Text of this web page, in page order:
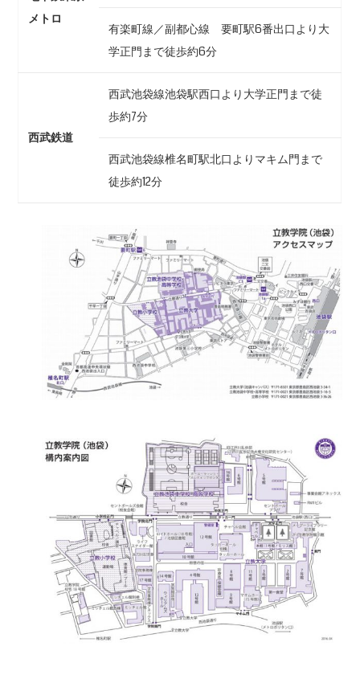
メトロ
有楽町線／副都心線 要町駅6番出口より大
学正門まで徒歩約6分
西武鉄道
西武池袋線池袋駅西口より大学正門まで徒
歩約7分
西武池袋線椎名町駅北口よりマキム門まで
徒歩約12分